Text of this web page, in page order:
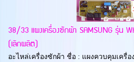
38/33 แผงเครื่องซักผ้า SAMSUNG รุ่น
(เลิกผลิต)
อะไหล่เครื่องซักผ้า ชื่อ : แผงควบคุมเครื่อ